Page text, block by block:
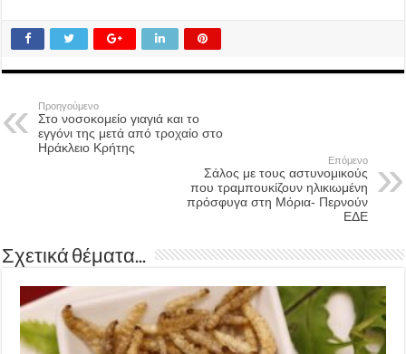
Προηγούμενο
Στο νοσοκομείο γιαγιά και το
εγγόνι της μετά από τροχαίο στο
Ηράκλειο Κρήτης
Επόμενο
Σάλος με τους αστυνομικούς
που τραμπουκίζουν ηλικιωμένη
πρόσφυγα στη Μόρια- Περνούν
ΕΔΕ
Σχετικά θέματα...